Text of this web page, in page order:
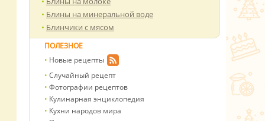
Блины на минеральной воде
Блинчики с мясом
ПОЛЕЗНОЕ
Новые рецепты
Случайный рецепт
Фотографии рецептов
Кулинарная энциклопедия
Кухни народов мира